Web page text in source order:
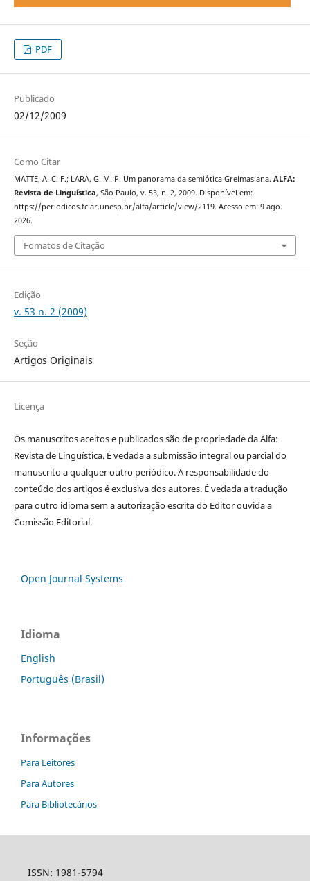
PDF
Publicado
02/12/2009
Como Citar
MATTE, A. C. F.; LARA, G. M. P. Um panorama da semiótica Greimasiana. ALFA:
Revista de Linguística, São Paulo, v. 53, n. 2, 2009. Disponível em:
https://periodicos.fclar.unesp.br/alfa/article/view/2119. Acesso em: 9 ago.
2026.
Fomatos de Citação
Edição
v. 53 n. 2 (2009)
Seção
Artigos Originais
Licença
Os manuscritos aceitos e publicados são de propriedade da Alfa:
Revista de Linguística. É vedada a submissão integral ou parcial do
manuscrito a qualquer outro periódico. A responsabilidade do
conteúdo dos artigos é exclusiva dos autores. É vedada a tradução
para outro idioma sem a autorização escrita do Editor ouvida a
Comissão Editorial.
Open Journal Systems
Idioma
English
Português (Brasil)
Informações
Para Leitores
Para Autores
Para Bibliotecários
ISSN: 1981-5794